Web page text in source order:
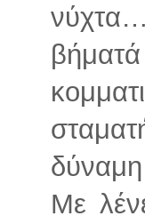
Με